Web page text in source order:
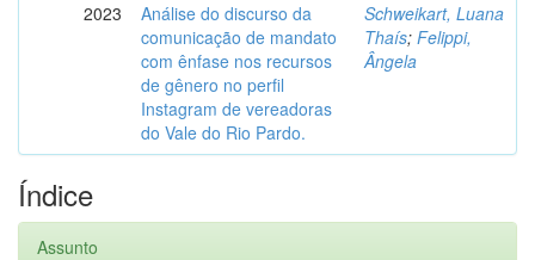
2023
Análise do discurso da
comunicação de mandato
com ênfase nos recursos
de gênero no perfil
Instagram de vereadoras
do Vale do Rio Pardo.
Schweikart, Luana
Thaís; Felippi,
Ângela
Índice
Assunto